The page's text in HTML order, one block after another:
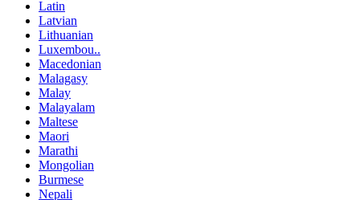
Latin
Latvian
Lithuanian
Luxembou..
Macedonian
Malagasy
Malay
Malayalam
Maltese
Maori
Marathi
Mongolian
Burmese
Nepali